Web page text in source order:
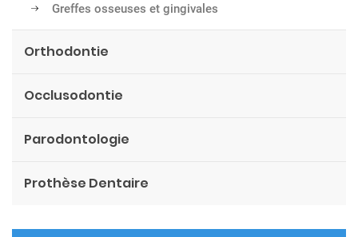
Greffes osseuses et gingivales
Orthodontie
Occlusodontie
Parodontologie
Prothèse Dentaire